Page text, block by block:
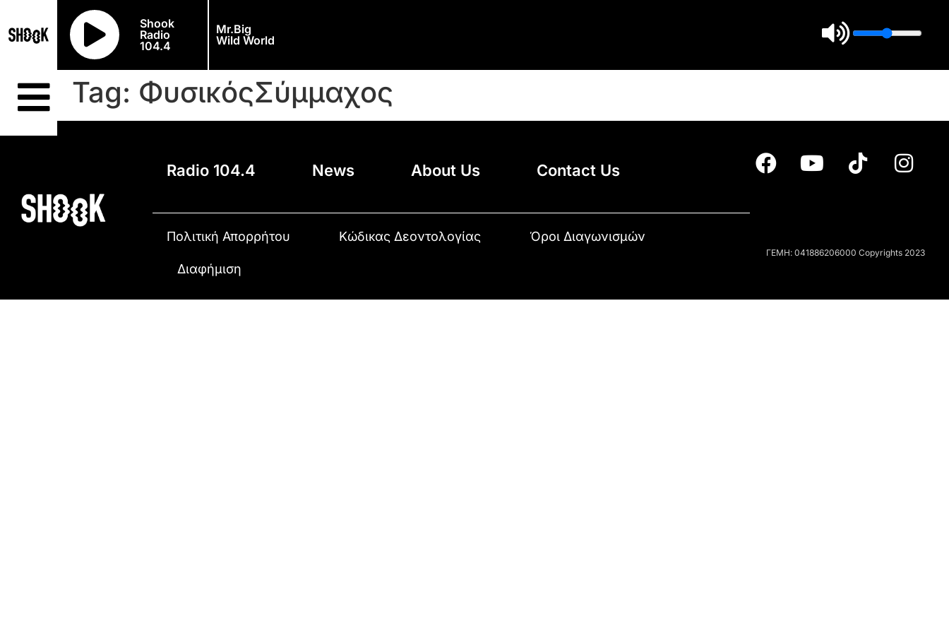
Shook
Radio
104.4
Mr.Big
Wild World
Tag: ΦυσικόςΣύμμαχος
Radio 104.4 News About Us Contact Us
Πολιτική Απορρήτου Κώδικας Δεοντολογίας Όροι Διαγωνισμών
Διαφήμιση
ΓΕΜΗ: 041886206000 Copyrights 2023